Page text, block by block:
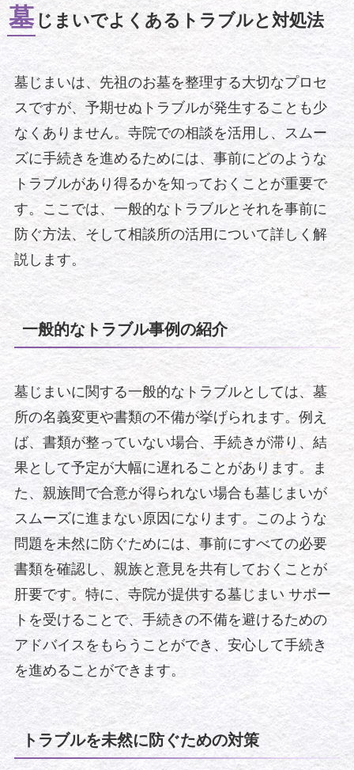
墓 じまいでよくあるトラブルと対処法
墓じまいは、先祖のお墓を整理する大切なプロセ
スですが、予期せぬトラブルが発生することも少
なくありません。寺院での相談を活用し、スムー
ズに手続きを進めるためには、事前にどのような
トラブルがあり得るかを知っておくことが重要で
す。ここでは、一般的なトラブルとそれを事前に
防ぐ方法、そして相談所の活用について詳しく解
説します。
一般的なトラブル事例の紹介
墓じまいに関する一般的なトラブルとしては、墓
所の名義変更や書類の不備が挙げられます。例え
ば、書類が整っていない場合、手続きが滞り、結
果として予定が大幅に遅れることがあります。ま
た、親族間で合意が得られない場合も墓じまいが
スムーズに進まない原因になります。このような
問題を未然に防ぐためには、事前にすべての必要
書類を確認し、親族と意見を共有しておくことが
肝要です。特に、寺院が提供する墓じまい サポー
トを受けることで、手続きの不備を避けるための
アドバイスをもらうことができ、安心して手続き
を進めることができます。
トラブルを未然に防ぐための対策